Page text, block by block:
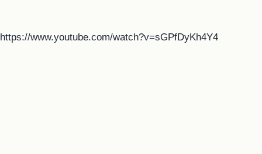
https://www.youtube.com/watch?v=sGPfDyKh4Y4